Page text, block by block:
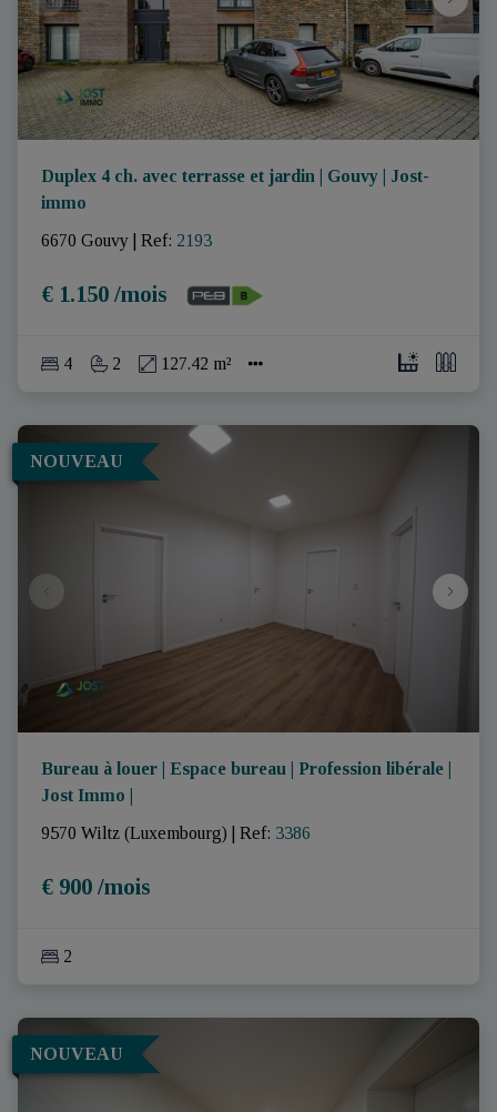
Duplex 4 ch. avec terrasse et jardin | Gouvy | Jost-
immo
6670 Gouvy
Ref: 2193
€ 1.150 /mois
4 2 127.42 m²
NOUVEAU
Bureau à louer | Espace bureau | Profession libérale |
Jost Immo |
9570 Wiltz (Luxembourg)
Ref: 3386
€ 900 /mois
2
NOUVEAU